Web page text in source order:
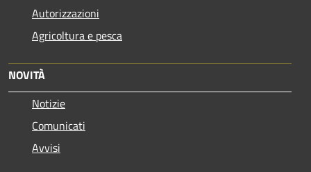
Autorizzazioni
Agricoltura e pesca
NOVITÀ
Notizie
Comunicati
Avvisi